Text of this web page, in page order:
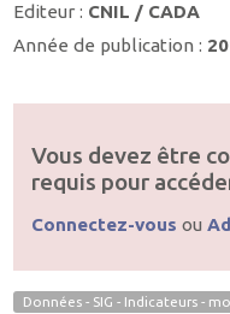
Editeur : CNIL / CADA
Année de publication :
Vous devez être
requis pour
Connectez-vous ou
Données - SIG - Indicateurs -